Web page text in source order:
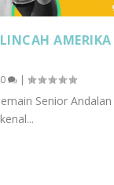
AMERIKA
0 |
Senior